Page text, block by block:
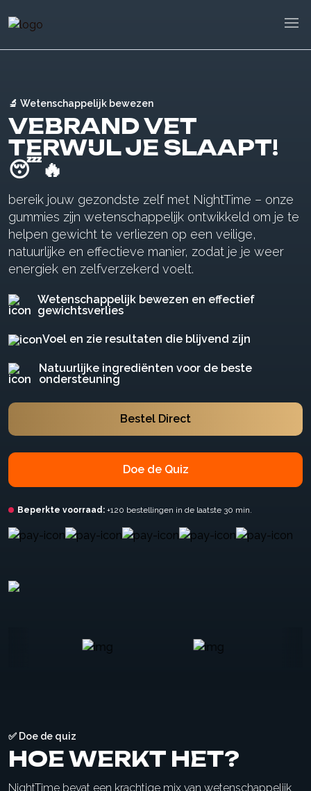
🔬 Wetenschappelijk bewezen
VEBRAND VET
TERWIJL JE SLAAPT!
😴🔥
bereik jouw gezondste zelf met NightTime – onze
gummies zijn wetenschappelijk ontwikkeld om je te
helpen gewicht te verliezen op een veilige,
natuurlijke en effectieve manier, zodat je je weer
energiek en zelfverzekerd voelt.
Wetenschappelijk bewezen en effectief
gewichtsverlies
Voel en zie resultaten die blijvend zijn
Natuurlijke ingrediënten voor de beste
ondersteuning
Bestel Direct
Doe de Quiz
Beperkte voorraad: +120 bestellingen in de laatste 30 min.
✅ Doe de quiz
HOE WERKT HET?
NightTime bevat een krachtige mix van wetenschappelijk